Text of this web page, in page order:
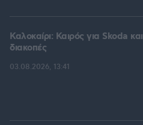
Καλοκαίρι: Καιρός για Skoda και
διακοπές
03.08.2026, 13:41